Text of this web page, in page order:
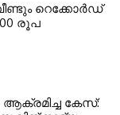
റെക്കോർഡ്
രൂപ
കേസ്: